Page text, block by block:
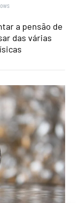
a pensão de
das várias